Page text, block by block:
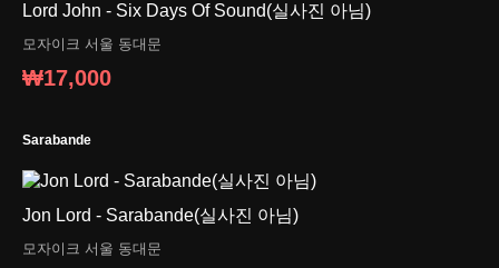
Lord John - Six Days Of Sound(실사진 아님)
모자이크 서울 동대문
₩17,000
Sarabande
Jon Lord - Sarabande(실사진 아님)
모자이크 서울 동대문